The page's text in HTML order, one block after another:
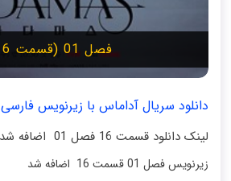
فصل 01 (قسمت 16)
دانلود سریال آداماس با زیرنویس فارسی
لینک دانلود قسمت 16 فصل 01 اضافه شد
زیرنویس فصل 01 قسمت 16 اضافه شد